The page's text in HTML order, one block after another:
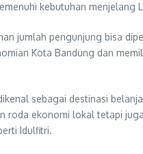
kebutuhan menjelang
jumlah pengunjung bisa
Kota Bandung dan
sebagai destinasi
roda ekonomi lokal tetapi
Idulfitri.